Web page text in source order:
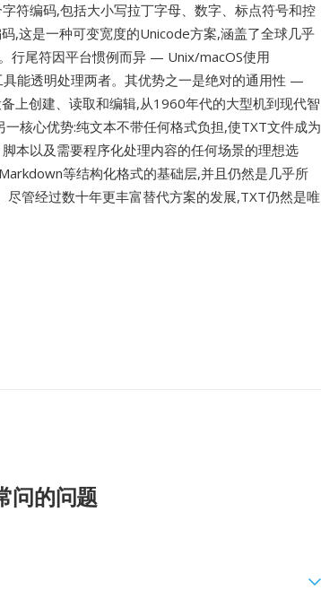
符编码,包括大小写拉丁字母、数字、标点符号和控
,这是一种可变宽度的Unicode方案,涵盖了全球几乎
行尾符因平台惯例而异 — Unix/macOS使用
能透明处理两者。其优势之一是绝对的通用性 —
上创建、读取和编辑,从1960年代的大型机到现代智
核心优势:纯文本不带任何格式负担,使TXT文件成为
本以及需要程序化处理内容的任何场景的理想选
等结构化格式的基础层,并且仍然是几乎所
管经过数十年更丰富替代方案的发展,TXT仍然是唯
问的问题